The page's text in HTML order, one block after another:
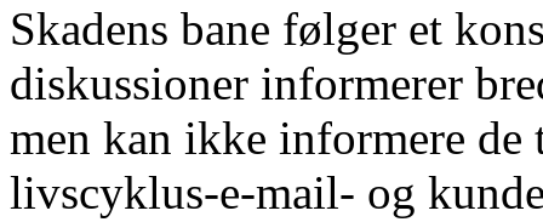
Skadens bane følger et
diskussioner informerer
men kan ikke informere
livscyklus-e-mail- og